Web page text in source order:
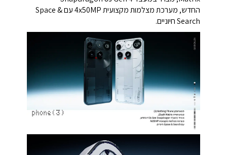
החדש, מערכת מצלמות מקצועית 4x50MP עם Space &
Search חיוניים.